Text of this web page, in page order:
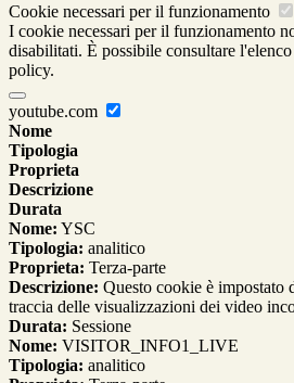
Cookie necessari per il funzionamento
I cookie necessari per il funzionamento
disabilitati. È possibile consultare
policy.
youtube.com
Nome
Tipologia
Proprieta
Descrizione
Durata
Nome: YSC
Tipologia: analitico
Proprieta: Terza-parte
Descrizione: Questo cookie è impostato
traccia delle visualizzazioni dei video
Durata: Sessione
Nome: VISITOR_INFO1_LIVE
Tipologia: analitico